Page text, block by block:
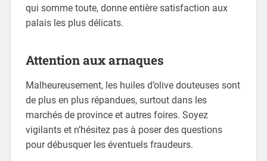
qui somme toute, donne entière satisfaction aux
palais les plus délicats.
Attention aux arnaques
Malheureusement, les huiles d’olive douteuses sont
de plus en plus répandues, surtout dans les
marchés de province et autres foires. Soyez
vigilants et n’hésitez pas à poser des questions
pour débusquer les éventuels fraudeurs.